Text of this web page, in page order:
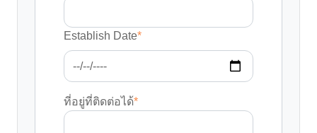
Establish Date*
ที่อยู่ที่ติดต่อได้*